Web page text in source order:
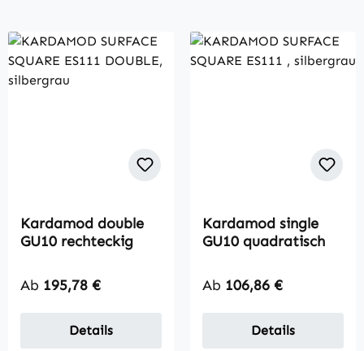
Kardamod double
GU10 rechteckig
Regulärer Preis:
Ab 195,78 €
Details
Kardamod single
GU10 quadratisch
Regulärer Preis:
Ab 106,86 €
Details